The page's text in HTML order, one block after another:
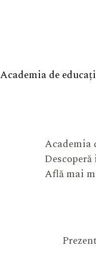
Academia de
Academia
Află mai